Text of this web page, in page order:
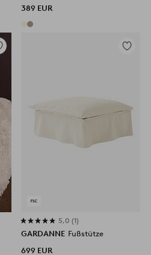
389 EUR
Zu
5,0 1
GARDANNE Fußstütze
699 EUR